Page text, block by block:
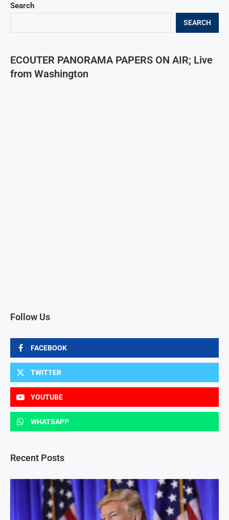
Search
SEARCH
ECOUTER PANORAMA PAPERS ON AIR; Live
from Washington
Follow Us
FACEBOOK
TWITTER
YOUTUBE
WHATSAPP
Recent Posts